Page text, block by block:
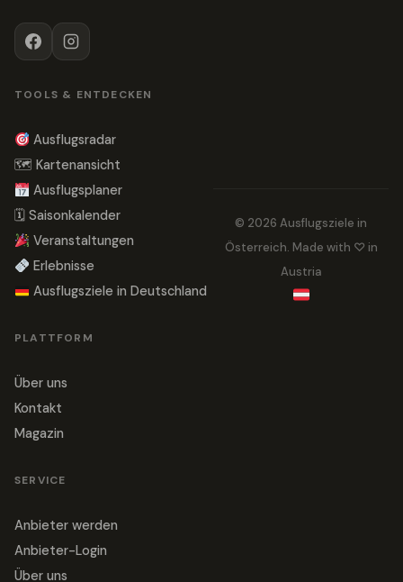
TOOLS & ENTDECKEN
Ausflugsradar
🗺 Kartenansicht
Ausflugsplaner
🗓 Saisonkalender
Veranstaltungen
Erlebnisse
Ausflugsziele in Deutschland
PLATTFORM
Über uns
Kontakt
Magazin
SERVICE
Anbieter werden
Anbieter-Login
Über uns
© 2026 Ausflugsziele in
Österreich. Made with ♡ in
Austria